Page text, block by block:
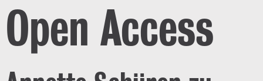
Open Access